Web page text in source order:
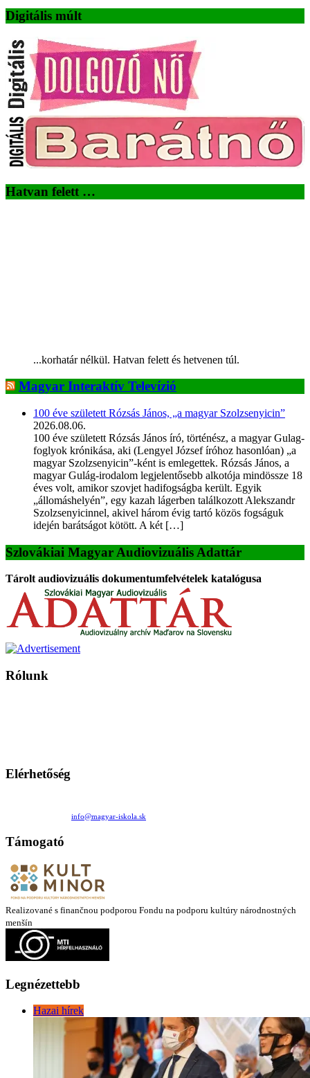
Digitális múlt
Hatvan felett …
...korhatár nélkül. Hatvan felett és hetvenen túl.
Magyar Interaktív Televízió
100 éve született Rózsás János, „a magyar Szolzsenyicin”
2026.08.06.
100 éve született Rózsás János író, történész, a magyar Gulag-
foglyok krónikása, aki (Lengyel József íróhoz hasonlóan) „a
magyar Szolzsenyicin”-ként is emlegettek. Rózsás János, a
magyar Gulág-irodalom legjelentősebb alkotója mindössze 18
éves volt, amikor szovjet hadifogságba került. Egyik
„állomáshelyén”, egy kazah lágerben találkozott Alekszandr
Szolzsenyicinnel, akivel három évig tartó közös fogságuk
idején barátságot kötött. A két […]
Szlovákiai Magyar Audiovizuális Adattár
Tárolt audiovizuális dokumentumfelvételek katalógusa
Rólunk
Elérhetőség
info@magyar-iskola.sk
Támogató
Realizované s finančnou podporou Fondu na podporu kultúry národnostných
menšín
Legnézettebb
Hazai hírek